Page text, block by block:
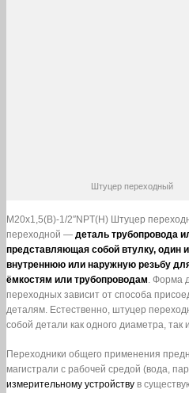
Штуцер переходный
М20х1,5(В)-1/2″NPT(Н) Штуцер
переходной — деталь трубопровода
представляющая собой втулку, один
внутреннюю или наружную резьбу
ёмкостям или трубопроводам. Форма
переходных зависит от способа
деталям. Естественно, штуцер
собой детали как одного диаметра,
Переходники общего применения
магистрали с рабочей средой (вода,
измерительному устройству в